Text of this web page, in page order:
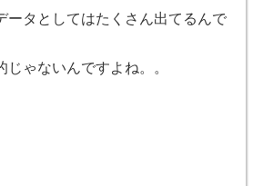
ータとしてはたくさん出てるんで
ゃないんですよね。。